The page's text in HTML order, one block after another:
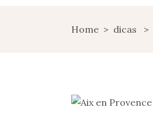
Home > dicas >